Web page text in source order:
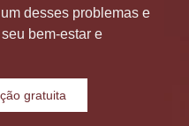
desses problemas e
bem-estar e
gratuita